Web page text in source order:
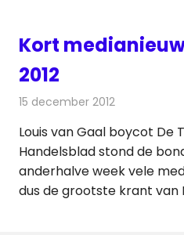
Kort
2012
15 december 2012
Louis van Gaal boycot De
Handelsblad stond de
anderhalve week vele
dus de grootste krant van